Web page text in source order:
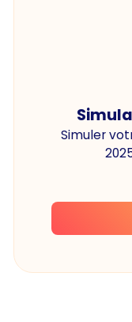
Simuler